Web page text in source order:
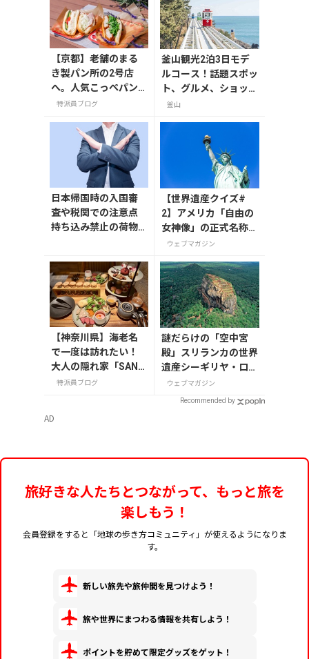
【京都】老舗のまる
き製パン所の2号店
へ。人気こっぺパン
を市役所で味わう
特派員ブログ
釜山観光2泊3日モデ
ルコース！話題スポッ
ト、グルメ、ショッピ
ングを満喫
釜山
日本帰国時の入国審
査や税関での注意点
持ち込み禁止の荷物
【世界遺産クイズ#
2】アメリカ「自由の
女神像」の正式名称
は？
ウェブマガジン
【神奈川県】海老名
で一度は訪れたい！
大人の隠れ家「SAND
GLASS 熾火」で味わ
特派員ブログ
謎だらけの「空中宮
殿」スリランカの世界
遺産シーギリヤ・ロッ
ク登頂に挑戦！
ウェブマガジン
Recommended by
AD
旅好きな人たちとつながって、もっと旅を
楽しもう！
会員登録をすると「地球の歩き方コミュニティ」が使えるようになりま
す。
新しい旅先や旅仲間を見つけよう！
旅や世界にまつわる情報を共有しよう！
ポイントを貯めて限定グッズをゲット！